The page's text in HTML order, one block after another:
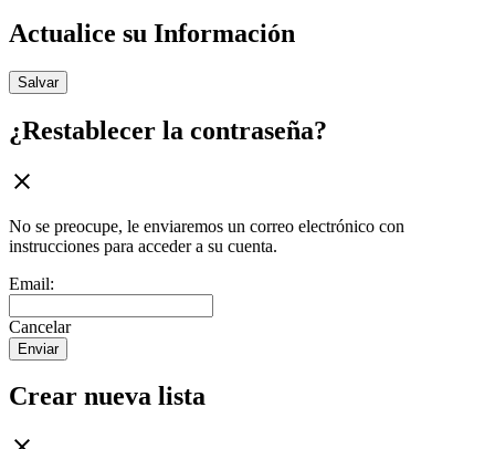
Actualice su Información
Salvar
¿Restablecer la contraseña?
No se preocupe, le enviaremos un correo electrónico con
instrucciones para acceder a su cuenta.
Email:
Cancelar
Enviar
Crear nueva lista